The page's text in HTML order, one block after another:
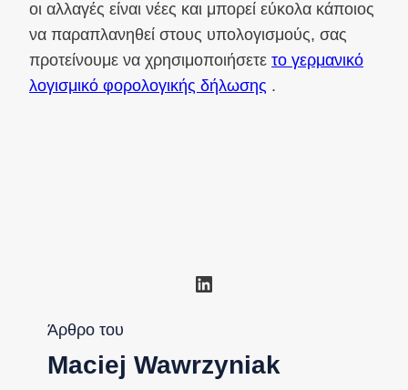
οι αλλαγές είναι νέες και μπορεί εύκολα κάποιος
να παραπλανηθεί στους υπολογισμούς, σας
προτείνουμε να χρησιμοποιήσετε το γερμανικό
λογισμικό φορολογικής δήλωσης .
Linkedin
Άρθρο του
Maciej Wawrzyniak